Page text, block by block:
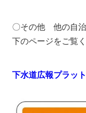
〇その他 他の自治
下のページをご覧く
下水道広報プラッ